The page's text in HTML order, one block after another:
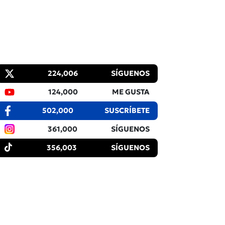
224,006 SÍGUENOS
124,000 ME GUSTA
502,000 SUSCRÍBETE
361,000 SÍGUENOS
356,003 SÍGUENOS